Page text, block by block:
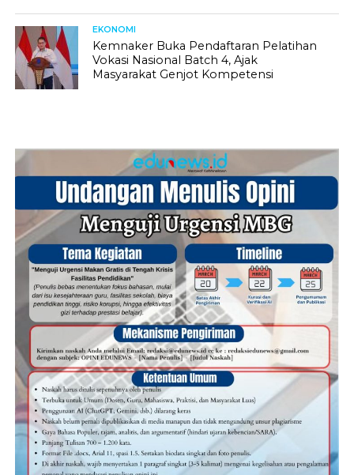
EKONOMI
Kemnaker Buka Pendaftaran Pelatihan
Vokasi Nasional Batch 4, Ajak
Masyarakat Genjot Kompetensi